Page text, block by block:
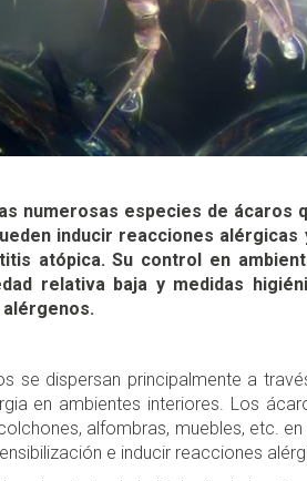
numerosas especies de ácaros
inducir reacciones alérgicas
atópica. Su control en
relativa baja y medidas
se dispersan principalmente a
en ambientes interiores. Los
alfombras, muebles, etc.
e inducir reacciones